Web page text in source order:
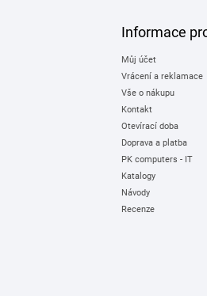
Informace
Můj účet
Vrácení a reklamace
Vše o nákupu
Kontakt
Otevírací doba
Doprava a platba
PK computers - IT
Katalogy
Návody
Recenze